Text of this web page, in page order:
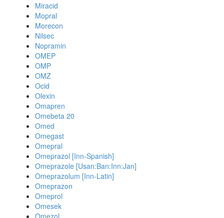
Miracid
Mopral
Morecon
Nilsec
Nopramin
OMEP
OMP
OMZ
Ocid
Olexin
Omapren
Omebeta 20
Omed
Omegast
Omepral
Omeprazol [Inn-Spanish]
Omeprazole [Usan:Ban:Inn:Jan]
Omeprazolum [Inn-Latin]
Omeprazon
Omeprol
Omesek
Omezol